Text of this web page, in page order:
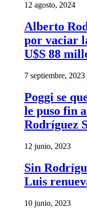
12 agosto, 2024
Alberto
por vaciar
U$S 88
7 septiembre, 2023
Poggi se
le puso fin
Rodríguez
12 junio, 2023
Sin
Luis
10 junio, 2023